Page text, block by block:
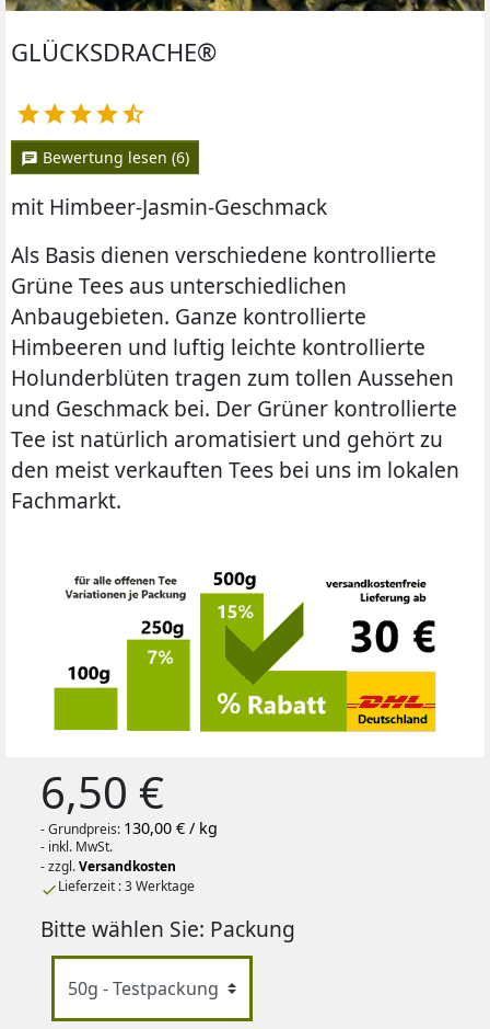
GLÜCKSDRACHE®

chat Bewertung lesen (6)
mit Himbeer-Jasmin-Geschmack
Als Basis dienen verschiedene kontrollierte
Grüne Tees aus unterschiedlichen
Anbaugebieten. Ganze kontrollierte
Himbeeren und luftig leichte kontrollierte
Holunderblüten tragen zum tollen Aussehen
und Geschmack bei. Der Grüner kontrollierte
Tee ist natürlich aromatisiert und gehört zu
den meist verkauften Tees bei uns im lokalen
Fachmarkt.
6,50 €
- Grundpreis: 130,00 € / kg
- inkl. MwSt.
- zzgl.Versandkosten
Lieferzeit : 3 Werktage
Bitte wählen Sie: Packung